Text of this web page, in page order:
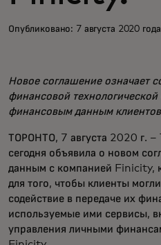
Опубликовано: 7 августа 2020 года
Новое соглашение означает
финансовой
финансовым данным клиентов
ТОРОНТО, 7 августа 2020 г.
сегодня объявила о новом
данным с компанией Finicity,
для того, чтобы клиенты
содействие в передаче их
используемые ими сервисы,
управления личными